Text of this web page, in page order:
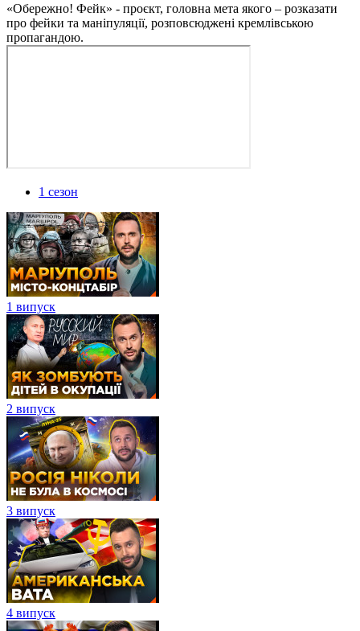
«Обережно! Фейк» - проєкт, головна мета якого – розказати
про фейки та маніпуляції, розповсюджені кремлівською
пропагандою.
1 сезон
1 випуск
2 випуск
3 випуск
4 випуск